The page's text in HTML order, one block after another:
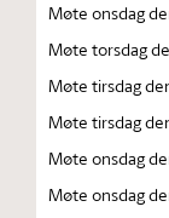
Møte onsdag
Møte torsdag
Møte tirsdag
Møte tirsdag
Møte onsdag
Møte onsdag